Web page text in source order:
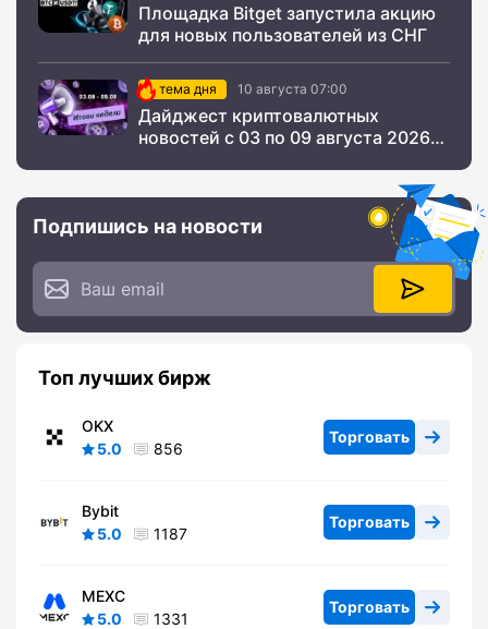
Площадка Bitget запустила акцию
для новых пользователей из СНГ
тема дня 10 августа 07:00
Дайджест криптовалютных
новостей с 03 по 09 августа 2026
Подпишись на новости
Топ лучших бирж
OKX
5.0
856
Торговать
Bybit
5.0
1187
Торговать
MEXC
5.0
1331
Торговать